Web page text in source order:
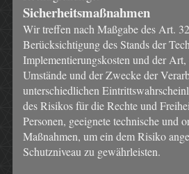
Sicherheitsmaßnahmen
Wir treffen nach Maßgabe des Art.
Berücksichtigung des Stands der
Implementierungskosten und der Art,
Umstände und der Zwecke der
unterschiedlichen
des Risikos für die Rechte und
Personen, geeignete technische und
Maßnahmen, um ein dem Risiko
Schutzniveau zu gewährleisten.